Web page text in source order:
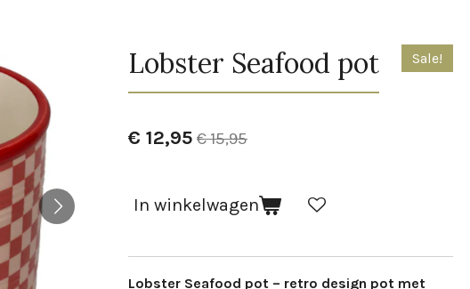
Lobster Seafood pot Sale!
€ 12,95 € 15,95
In winkelwagen
Lobster Seafood pot – retro design pot met